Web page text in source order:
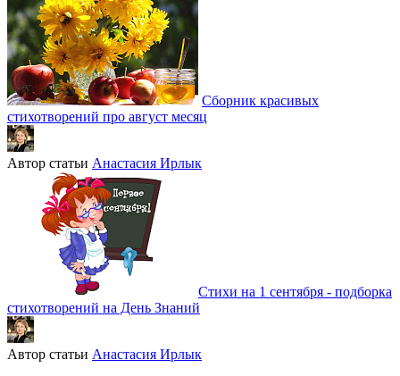
Сборник красивых
стихотворений про август месяц
Автор статьи Анастасия Ирлык
Стихи на 1 сентября - подборка
стихотворений на День Знаний
Автор статьи Анастасия Ирлык